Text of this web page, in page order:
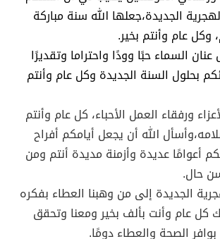
الجديدة،جعلها الله سنة مباركة
وكل عام وأنتم بخير.
السماء حبًا وودًا واحتراما وتقديرًا
بحلول السنة الجديدة وكل عام وأنتم
ورفقاء العمل الأحباء، كل عام وأنتم
الله أن يجعل أيامكم أفراح
أعوامًا عديدة وأزمنة مديدة أنتم ومن
حال.
الجديدة إلى من وهبنا العطاء بفكره
كل عام وأنت بألف بخير ومعنا وتحقق
الصحة والعطاء دومًا.